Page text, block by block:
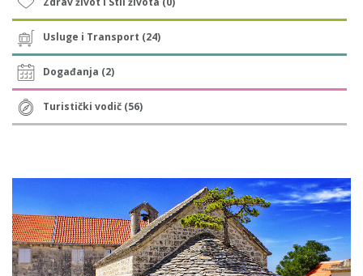
Usluge i Transport (24)
Događanja (2)
Turistički vodič (56)